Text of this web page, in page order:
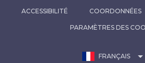
ACCESSIBILITÉ COORDONNÉES
PARAMÈTRES DES
FRANÇAIS arrow_drop_down